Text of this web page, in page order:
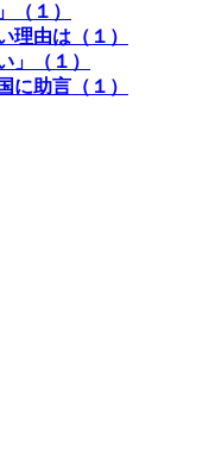
（１）
理由は（１）
」（１）
に助言（１）